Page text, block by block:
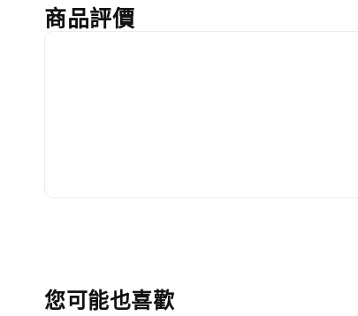
商品評價
您可能也喜歡